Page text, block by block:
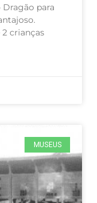
para
crianças
MUSEUS